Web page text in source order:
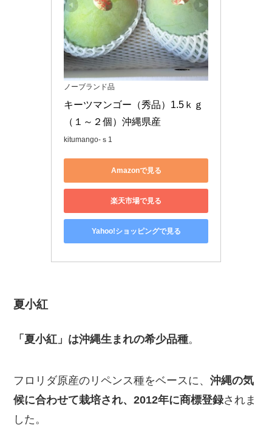
ノーブランド品
キーツマンゴー（秀品）1.5ｋｇ
（１～２個）沖縄県産
kitumango-ｓ1
Amazonで見る
楽天市場で見る
Yahoo!ショッピングで見る
夏小紅
「夏小紅」は沖縄生まれの希少品種。
フロリダ原産のリペンス種をベースに、沖縄の気
候に合わせて栽培され、2012年に商標登録されま
した。